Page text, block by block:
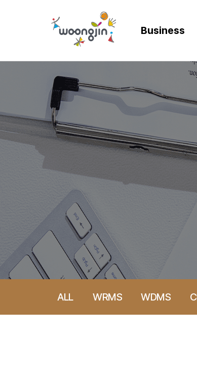
Business
AICC | AI 고객상담 시스템
WIKL | AI 인사이트 플랫폼
AI웅수 | 그룹웨어 AI
SAP Joule
Mendix MAIA
WRMS
WDMS
Business Synergy
고객 만족도 및
사업 확장 및
통합 관리 및
모빌리티
디지털
프로세
효율적
ALL WRMS WDMS